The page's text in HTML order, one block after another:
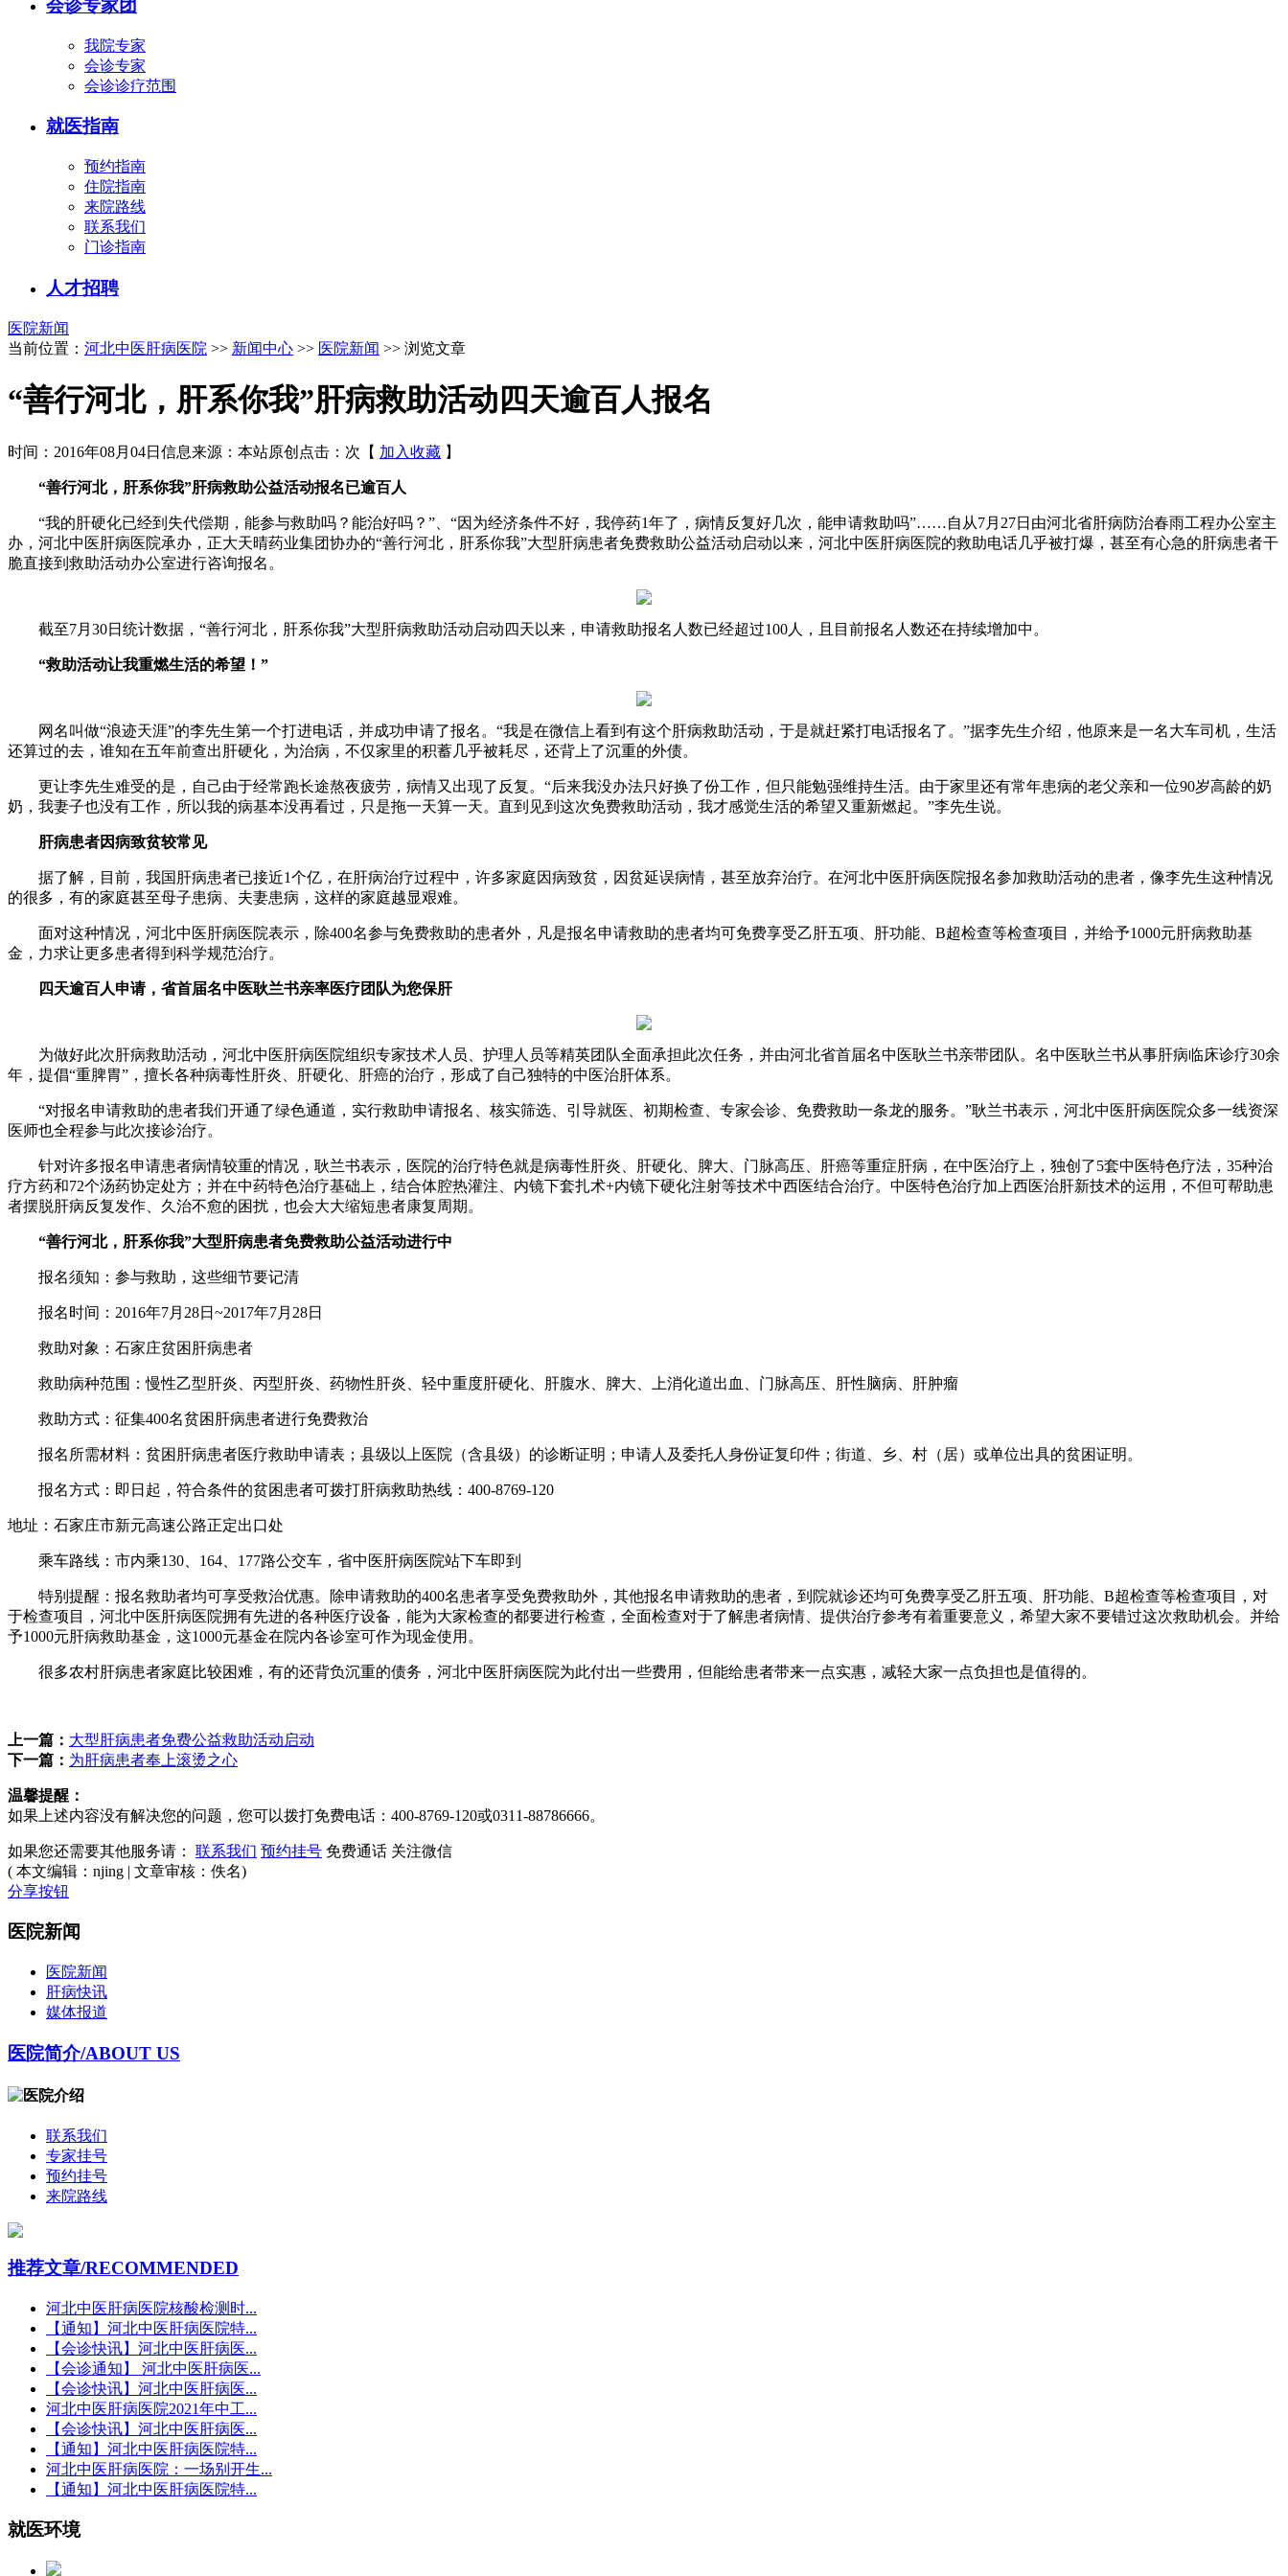
会诊专家团
我院专家
会诊专家
会诊诊疗范围
就医指南
预约指南
住院指南
来院路线
联系我们
门诊指南
人才招聘
医院新闻
当前位置： 河北中医肝病医院 >> 新闻中心 >> 医院新闻 >> 浏览文章
“善行河北，肝系你我”肝病救助活动四天逾百人报名
时间：2016年08月04日 信息来源：本站原创 点击： 次 【 加入收藏 】
“善行河北，肝系你我”肝病救助公益活动报名已逾百人
“我的肝硬化已经到失代偿期，能参与救助吗？能治好吗？”、“因为经济条件不好，我停药1年了，病情反复好几次，能申请救助吗”……自从7月27日由河北省肝病防治春雨工程办公室主
办，河北中医肝病医院承办，正大天晴药业集团协办的“善行河北，肝系你我”大型肝病患者免费救助公益活动启动以来，河北中医肝病医院的救助电话几乎被打爆，甚至有心急的肝病患者干
脆直接到救助活动办公室进行咨询报名。
截至7月30日统计数据，“善行河北，肝系你我”大型肝病救助活动启动四天以来，申请救助报名人数已经超过100人，且目前报名人数还在持续增加中。
“救助活动让我重燃生活的希望！”
网名叫做“浪迹天涯”的李先生第一个打进电话，并成功申请了报名。“我是在微信上看到有这个肝病救助活动，于是就赶紧打电话报名了。”据李先生介绍，他原来是一名大车司机，生活
还算过的去，谁知在五年前查出肝硬化，为治病，不仅家里的积蓄几乎被耗尽，还背上了沉重的外债。
更让李先生难受的是，自己由于经常跑长途熬夜疲劳，病情又出现了反复。“后来我没办法只好换了份工作，但只能勉强维持生活。由于家里还有常年患病的老父亲和一位90岁高龄的奶
奶，我妻子也没有工作，所以我的病基本没再看过，只是拖一天算一天。直到见到这次免费救助活动，我才感觉生活的希望又重新燃起。”李先生说。
肝病患者因病致贫较常见
据了解，目前，我国肝病患者已接近1个亿，在肝病治疗过程中，许多家庭因病致贫，因贫延误病情，甚至放弃治疗。在河北中医肝病医院报名参加救助活动的患者，像李先生这种情况
的很多，有的家庭甚至母子患病、夫妻患病，这样的家庭越显艰难。
面对这种情况，河北中医肝病医院表示，除400名参与免费救助的患者外，凡是报名申请救助的患者均可免费享受乙肝五项、肝功能、B超检查等检查项目，并给予1000元肝病救助基
金，力求让更多患者得到科学规范治疗。
四天逾百人申请，省首届名中医耿兰书亲率医疗团队为您保肝
为做好此次肝病救助活动，河北中医肝病医院组织专家技术人员、护理人员等精英团队全面承担此次任务，并由河北省首届名中医耿兰书亲带团队。名中医耿兰书从事肝病临床诊疗30余
年，提倡“重脾胃”，擅长各种病毒性肝炎、肝硬化、肝癌的治疗，形成了自己独特的中医治肝体系。
“对报名申请救助的患者我们开通了绿色通道，实行救助申请报名、核实筛选、引导就医、初期检查、专家会诊、免费救助一条龙的服务。”耿兰书表示，河北中医肝病医院众多一线资深
医师也全程参与此次接诊治疗。
针对许多报名申请患者病情较重的情况，耿兰书表示，医院的治疗特色就是病毒性肝炎、肝硬化、脾大、门脉高压、肝癌等重症肝病，在中医治疗上，独创了5套中医特色疗法，35种治
疗方药和72个汤药协定处方；并在中药特色治疗基础上，结合体腔热灌注、内镜下套扎术+内镜下硬化注射等技术中西医结合治疗。中医特色治疗加上西医治肝新技术的运用，不但可帮助患
者摆脱肝病反复发作、久治不愈的困扰，也会大大缩短患者康复周期。
“善行河北，肝系你我”大型肝病患者免费救助公益活动进行中
报名须知：参与救助，这些细节要记清
报名时间：2016年7月28日~2017年7月28日
救助对象：石家庄贫困肝病患者
救助病种范围：慢性乙型肝炎、丙型肝炎、药物性肝炎、轻中重度肝硬化、肝腹水、脾大、上消化道出血、门脉高压、肝性脑病、肝肿瘤
救助方式：征集400名贫困肝病患者进行免费救治
报名所需材料：贫困肝病患者医疗救助申请表；县级以上医院（含县级）的诊断证明；申请人及委托人身份证复印件；街道、乡、村（居）或单位出具的贫困证明。
报名方式：即日起，符合条件的贫困患者可拨打肝病救助热线：400-8769-120
地址：石家庄市新元高速公路正定出口处
乘车路线：市内乘130、164、177路公交车，省中医肝病医院站下车即到
特别提醒：报名救助者均可享受救治优惠。除申请救助的400名患者享受免费救助外，其他报名申请救助的患者，到院就诊还均可免费享受乙肝五项、肝功能、B超检查等检查项目，对
于检查项目，河北中医肝病医院拥有先进的各种医疗设备，能为大家检查的都要进行检查，全面检查对于了解患者病情、提供治疗参考有着重要意义，希望大家不要错过这次救助机会。并给
予1000元肝病救助基金，这1000元基金在院内各诊室可作为现金使用。
很多农村肝病患者家庭比较困难，有的还背负沉重的债务，河北中医肝病医院为此付出一些费用，但能给患者带来一点实惠，减轻大家一点负担也是值得的。
上一篇： 大型肝病患者免费公益救助活动启动​
下一篇： 为肝病患者奉上滚烫之心
温馨提醒：
如果上述内容没有解决您的问题，您可以拨打免费电话：400-8769-120或0311-88786666。
如果您还需要其他服务请： 联系我们 预约挂号 免费通话 关注微信
( 本文编辑：njing | 文章审核：佚名)
分享按钮
医院新闻
医院新闻
肝病快讯
媒体报道
医院简介/ABOUT US
联系我们
专家挂号
预约挂号
来院路线
推荐文章/RECOMMENDED
河北中医肝病医院核酸检测时...
【通知】河北中医肝病医院特...
【会诊快讯】河北中医肝病医...
【会诊通知】 河北中医肝病医...
【会诊快讯】河北中医肝病医...
河北中医肝病医院2021年中工...
【会诊快讯】河北中医肝病医...
【通知】河北中医肝病医院特...
河北中医肝病医院：一场别开生...
【通知】河北中医肝病医院特...
就医环境